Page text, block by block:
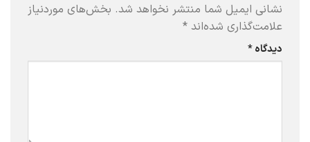
نشانی ایمیل شما منتشر نخواهد شد. بخش‌های موردنیاز
علامت‌گذاری شده‌اند *
دیدگاه*